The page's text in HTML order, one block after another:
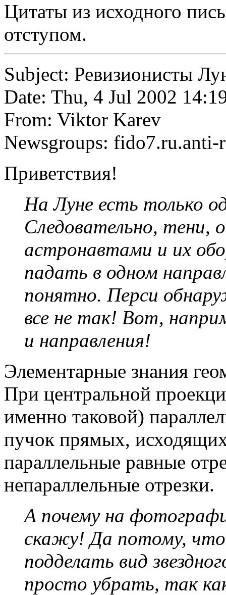
Цитаты из исходного
отступом.
Subject: Ревизионисты
Date: Thu, 4 Jul 2002
From: Viktor Karev
Newsgroups:
Приветствия!
На Луне есть только
Следовательно, тени,
астронавтами и их
падать в одном
понятно. Перси
все не так! Вот,
и направления!
Элементарные знания
При центральной
именно таковой)
пучок прямых,
параллельные равные
непараллельные отрезки.
А почему на
скажу! Да потому, что
подделать вид
просто убрать, так